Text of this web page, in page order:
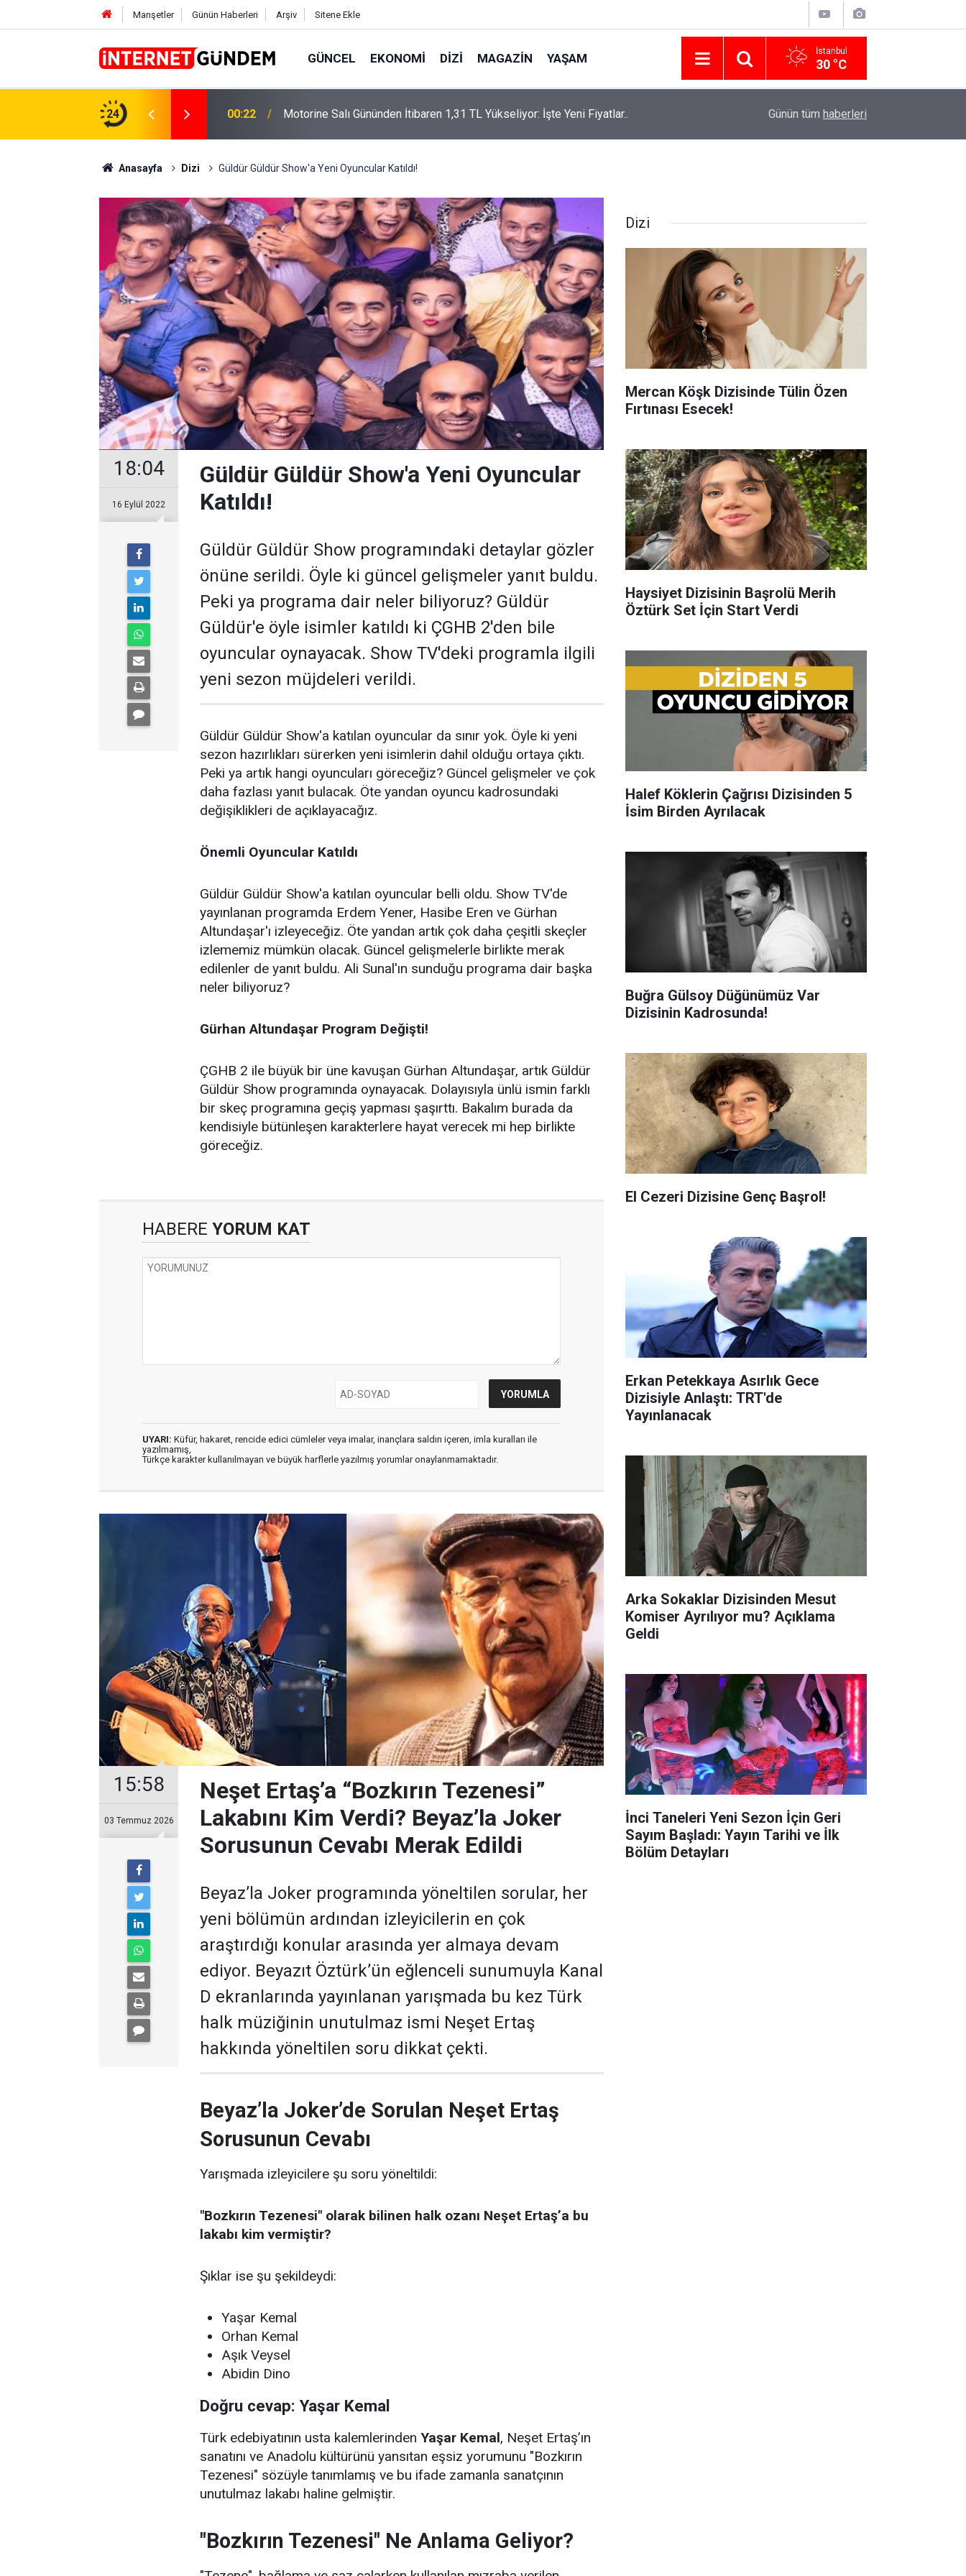
Manşetler Günün Haberleri Arşiv Sitene Ekle
GÜNCEL EKONOMI DIZI MAGAZIN YAŞAM İstanbul
30 °C
24
TL Yükseliyor: İşte Yeni Fiyatlar.. 15:58
Neşet Ertaş’a “Bozkırın Tezenesi” Lakabını Kim Verdi? Beyaz’la Joker
Sorusunun Cevabı Merak Edildi
Günün tüm haberleri
Anasayfa Dizi Güldür Güldür Show'a Yeni Oyuncular Katıldı!
18:04
16 Eylül 2022
Güldür Güldür Show'a Yeni Oyuncular
Katıldı!
Güldür Güldür Show programındaki detaylar gözler
önüne serildi. Öyle ki güncel gelişmeler yanıt buldu.
Peki ya programa dair neler biliyoruz? Güldür
Güldür'e öyle isimler katıldı ki ÇGHB 2'den bile
oyuncular oynayacak. Show TV'deki programla ilgili
yeni sezon müjdeleri verildi.
Güldür Güldür Show'a katılan oyuncular da sınır yok. Öyle ki yeni
sezon hazırlıkları sürerken yeni isimlerin dahil olduğu ortaya çıktı.
Peki ya artık hangi oyuncuları göreceğiz? Güncel gelişmeler ve çok
daha fazlası yanıt bulacak. Öte yandan oyuncu kadrosundaki
değişiklikleri de açıklayacağız.
Önemli Oyuncular Katıldı
Güldür Güldür Show'a katılan oyuncular belli oldu. Show TV'de
yayınlanan programda Erdem Yener, Hasibe Eren ve Gürhan
Altundaşar'ı izleyeceğiz. Öte yandan artık çok daha çeşitli skeçler
izlememiz mümkün olacak. Güncel gelişmelerle birlikte merak
edilenler de yanıt buldu. Ali Sunal'ın sunduğu programa dair başka
neler biliyoruz?
Gürhan Altundaşar Program Değişti!
ÇGHB 2 ile büyük bir üne kavuşan Gürhan Altundaşar, artık Güldür
Güldür Show programında oynayacak. Dolayısıyla ünlü ismin farklı
bir skeç programına geçiş yapması şaşırttı. Bakalım burada da
kendisiyle bütünleşen karakterlere hayat verecek mi hep birlikte
göreceğiz.
HABERE YORUM KAT
UYARI: Küfür, hakaret, rencide edici cümleler veya imalar, inançlara saldırı içeren, imla kuralları ile
yazılmamış,
Türkçe karakter kullanılmayan ve büyük harflerle yazılmış yorumlar onaylanmamaktadır.
15:58
03 Temmuz 2026
Neşet Ertaş’a “Bozkırın Tezenesi”
Lakabını Kim Verdi? Beyaz’la Joker
Sorusunun Cevabı Merak Edildi
Beyaz’la Joker programında yöneltilen sorular, her
yeni bölümün ardından izleyicilerin en çok
araştırdığı konular arasında yer almaya devam
ediyor. Beyazıt Öztürk’ün eğlenceli sunumuyla Kanal
D ekranlarında yayınlanan yarışmada bu kez Türk
halk müziğinin unutulmaz ismi Neşet Ertaş
hakkında yöneltilen soru dikkat çekti.
Beyaz’la Joker’de Sorulan Neşet Ertaş
Sorusunun Cevabı
Yarışmada izleyicilere şu soru yöneltildi:
"Bozkırın Tezenesi" olarak bilinen halk ozanı Neşet Ertaş’a bu
lakabı kim vermiştir?
Şıklar ise şu şekildeydi:
Yaşar Kemal
Orhan Kemal
Aşık Veysel
Abidin Dino
Doğru cevap: Yaşar Kemal
Türk edebiyatının usta kalemlerinden Yaşar Kemal, Neşet Ertaş’ın
sanatını ve Anadolu kültürünü yansıtan eşsiz yorumunu "Bozkırın
Tezenesi" sözüyle tanımlamış ve bu ifade zamanla sanatçının
unutulmaz lakabı haline gelmiştir.
"Bozkırın Tezenesi" Ne Anlama Geliyor?
Dizi
Mercan Köşk Dizisinde Tülin Özen
Fırtınası Esecek!
Haysiyet Dizisinin Başrolü Merih
Öztürk Set İçin Start Verdi
Halef Köklerin Çağrısı Dizisinden 5
İsim Birden Ayrılacak
Buğra Gülsoy Düğünümüz Var
Dizisinin Kadrosunda!
El Cezeri Dizisine Genç Başrol!
Erkan Petekkaya Asırlık Gece
Dizisiyle Anlaştı: TRT'de
Yayınlanacak
Arka Sokaklar Dizisinden Mesut
Komiser Ayrılıyor mu? Açıklama
Geldi
İnci Taneleri Yeni Sezon İçin Geri
Sayım Başladı: Yayın Tarihi ve İlk
Bölüm Detayları